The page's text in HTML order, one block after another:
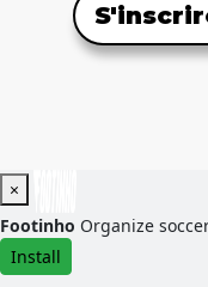
×
Footinho Organize
Install